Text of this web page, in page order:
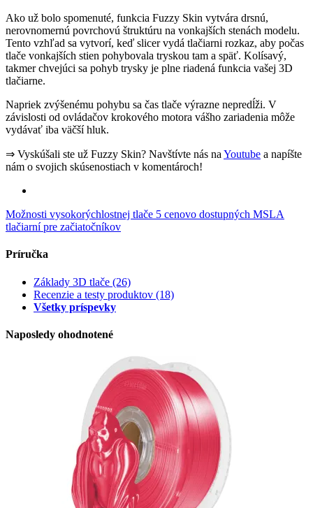
Ako už bolo spomenuté, funkcia Fuzzy Skin vytvára drsnú,
nerovnomernú povrchovú štruktúru na vonkajších stenách modelu.
Tento vzhľad sa vytvorí, keď slicer vydá tlačiarni rozkaz, aby počas
tlače vonkajších stien pohybovala tryskou tam a späť. Kolísavý,
takmer chvejúci sa pohyb trysky je plne riadená funkcia vašej 3D
tlačiarne.
Napriek zvýšenému pohybu sa čas tlače výrazne nepredĺži. V
závislosti od ovládačov krokového motora vášho zariadenia môže
vydávať iba väčší hluk.
⇒ Vyskúšali ste už Fuzzy Skin? Navštívte nás na Youtube a napíšte
nám o svojich skúsenostiach v komentároch!
Možnosti vysokorýchlostnej tlače 5 cenovo dostupných MSLA
tlačiarní pre začiatočníkov
Príručka
Základy 3D tlače (26)
Recenzie a testy produktov (18)
Všetky príspevky
Naposledy ohodnotené